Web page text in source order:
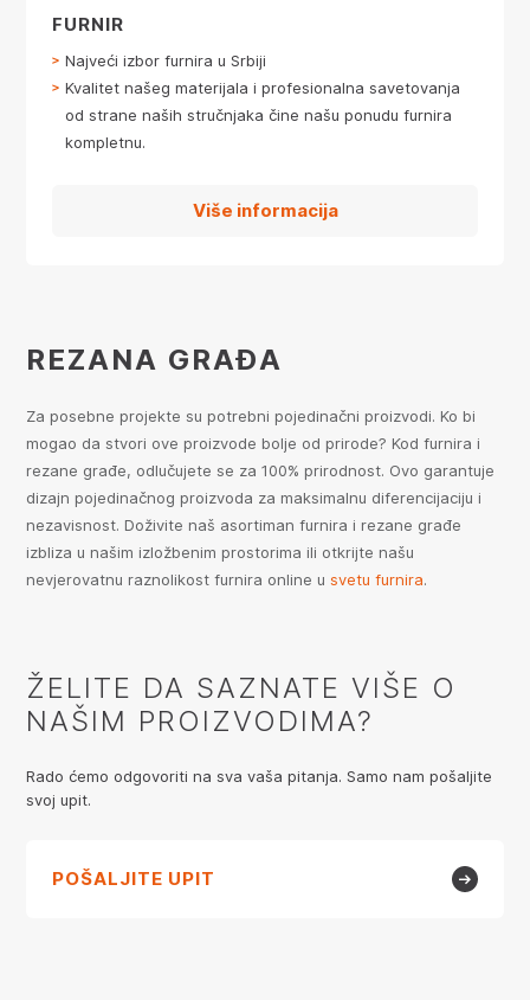
FURNIR
Najveći izbor furnira u Srbiji
Kvalitet našeg materijala i profesionalna savetovanja
od strane naših stručnjaka čine našu ponudu furnira
kompletnu.
Više informacija
REZANA GRAĐA
Za posebne projekte su potrebni pojedinačni proizvodi. Ko bi
mogao da stvori ove proizvode bolje od prirode? Kod furnira i
rezane građe, odlučujete se za 100% prirodnost. Ovo garantuje
dizajn pojedinačnog proizvoda za maksimalnu diferencijaciju i
nezavisnost. Doživite naš asortiman furnira i rezane građe
izbliza u našim izložbenim prostorima ili otkrijte našu
nevjerovatnu raznolikost furnira online u svetu furnira.
ŽELITE DA SAZNATE VIŠE O
NAŠIM PROIZVODIMA?
Rado ćemo odgovoriti na sva vaša pitanja. Samo nam pošaljite
svoj upit.
POŠALJITE UPIT